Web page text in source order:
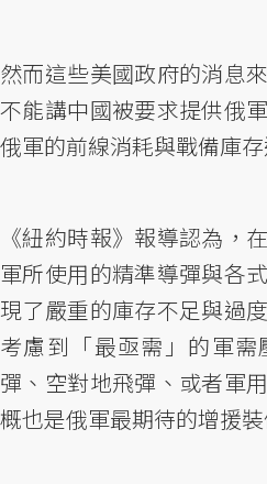
然而這些美國政府的消息
不能講中國被要求提供俄
俄軍的前線消耗與戰備庫
《紐約時報》報導認為，
軍所使用的精準導彈與各
現了嚴重的庫存不足與過
考慮到「最亟需」的軍
彈、空對地飛彈、或者軍
概也是俄軍最期待的增援裝